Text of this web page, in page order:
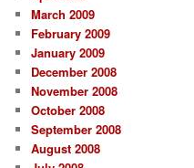
March 2009
February 2009
January 2009
December 2008
November 2008
October 2008
September 2008
August 2008